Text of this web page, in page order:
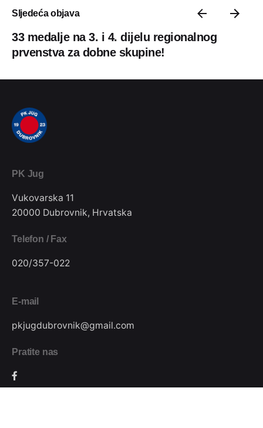
Sljedeća objava
33 medalje na 3. i 4. dijelu regionalnog
prvenstva za dobne skupine!
PK Jug
Vukovarska 11
20000 Dubrovnik, Hrvatska
Telefon / Fax
020/357-022
E-mail
pkjugdubrovnik@gmail.com
Pratite nas